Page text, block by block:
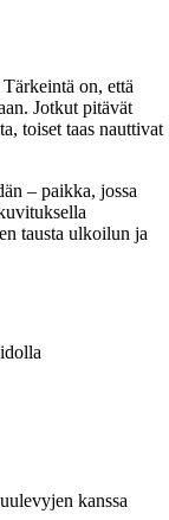
on, että
Jotkut pitävät
toiset taas nauttivat
– paikka, jossa
tausta ulkoilun ja
kanssa